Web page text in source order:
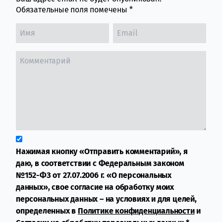
Обязательные поля помечены *
Нажимая кнопку «Отправить комментарий», я
даю, в соответствии с Федеральным законом
№152-ФЗ от 27.07.2006 г. «О персональных
данных», свое согласие на обработку моих
персональных данных – на условиях и для целей,
определенных в Политике конфиденциальностии